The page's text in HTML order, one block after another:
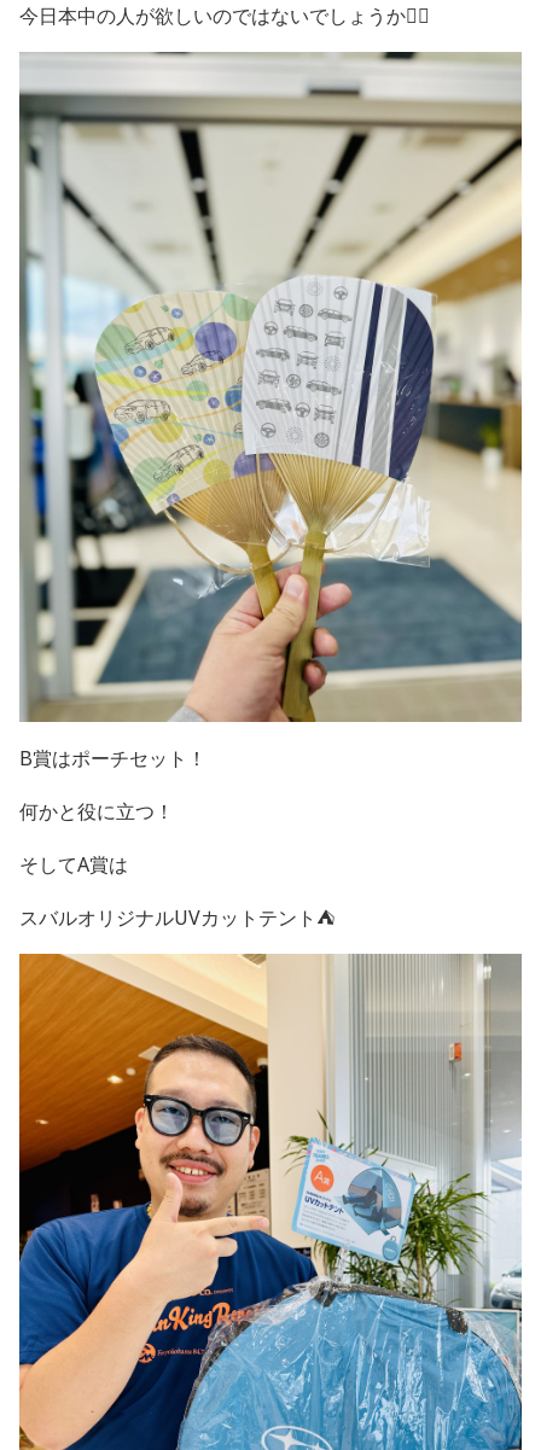
今日本中の人が欲しいのではないでしょうか😮‍💨
B賞はポーチセット！
何かと役に立つ！
そしてA賞は
スバルオリジナルUVカットテント⛺️